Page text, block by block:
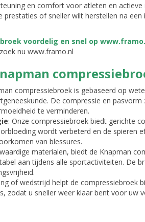
en comfort voor atleten en actieve
of sneller wilt herstellen na een
nu www.framo.nl
compressiebroek is gebaseerd op
De compressie en
te verminderen.
: Onze compressiebroek biedt gerichte
wordt verbeterd en de spieren
van blessures.
materialen, biedt de Knapman
aan tijdens alle sportactiviteiten. De
of wedstrijd helpt de compressiebroek
zodat u sneller weer klaar bent voor uw